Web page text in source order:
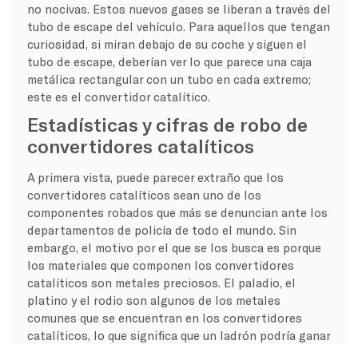
no nocivas. Estos nuevos gases se liberan a través del
tubo de escape del vehículo. Para aquellos que tengan
curiosidad, si miran debajo de su coche y siguen el
tubo de escape, deberían ver lo que parece una caja
metálica rectangular con un tubo en cada extremo;
este es el convertidor catalítico.
Estadísticas y cifras de robo de
convertidores catalíticos
A primera vista, puede parecer extraño que los
convertidores catalíticos sean uno de los
componentes robados que más se denuncian ante los
departamentos de policía de todo el mundo. Sin
embargo, el motivo por el que se los busca es porque
los materiales que componen los convertidores
catalíticos son metales preciosos. El paladio, el
platino y el rodio son algunos de los metales
comunes que se encuentran en los convertidores
catalíticos, lo que significa que un ladrón podría ganar